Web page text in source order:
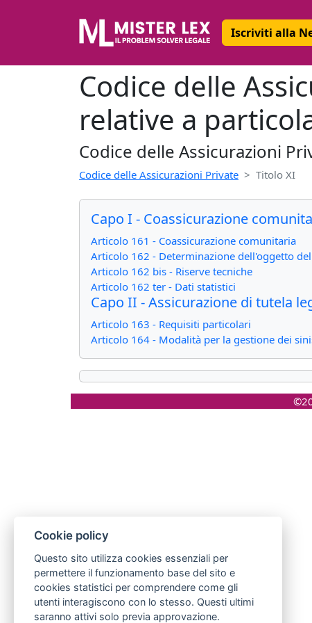
Iscriviti alla
Codice delle
relative a
Codice delle Assicurazioni
Codice delle Assicurazioni Private Titolo XI
Capo I - Coassicurazione
Articolo 161 - Coassicurazione comunitaria
Articolo 162 - Determinazione dell'oggetto
Articolo 162 bis - Riserve tecniche
Articolo 162 ter - Dati statistici
Capo II - Assicurazione di tutela
Articolo 163 - Requisiti particolari
Articolo 164 - Modalità per la gestione dei
Cookie policy
Questo sito utilizza cookies essenziali per
permettere il funzionamento base del sito e
cookies statistici per comprendere come gli
utenti interagiscono con lo stesso. Questi ultimi
saranno attivi solo previa approvazione.